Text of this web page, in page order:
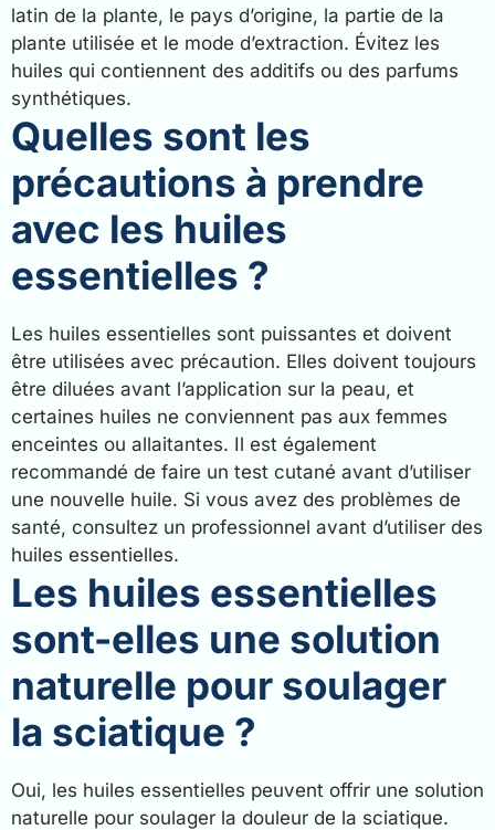
latin de la plante, le pays d’origine, la partie de la
plante utilisée et le mode d’extraction. Évitez les
huiles qui contiennent des additifs ou des parfums
synthétiques.
Quelles sont les
précautions à prendre
avec les huiles
essentielles ?
Les huiles essentielles sont puissantes et doivent
être utilisées avec précaution. Elles doivent toujours
être diluées avant l’application sur la peau, et
certaines huiles ne conviennent pas aux femmes
enceintes ou allaitantes. Il est également
recommandé de faire un test cutané avant d’utiliser
une nouvelle huile. Si vous avez des problèmes de
santé, consultez un professionnel avant d’utiliser des
huiles essentielles.
Les huiles essentielles
sont-elles une solution
naturelle pour soulager
la sciatique ?
Oui, les huiles essentielles peuvent offrir une solution
naturelle pour soulager la douleur de la sciatique.